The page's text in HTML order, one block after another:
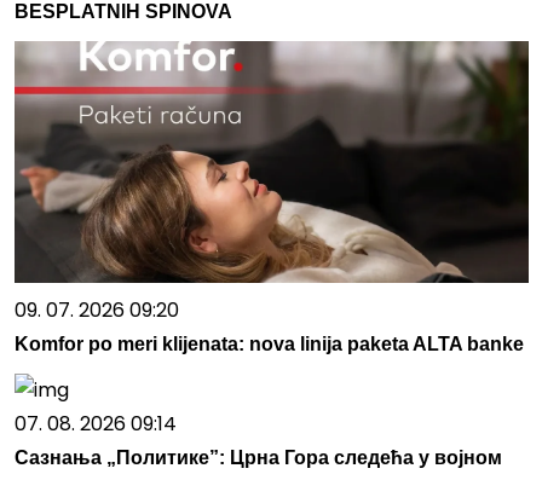
BESPLATNIH SPINOVA
09. 07. 2026 09:20
Komfor po meri klijenata: nova linija paketa ALTA banke
07. 08. 2026 09:14
Сазнања „Политике”: Црна Гора следећа у војном